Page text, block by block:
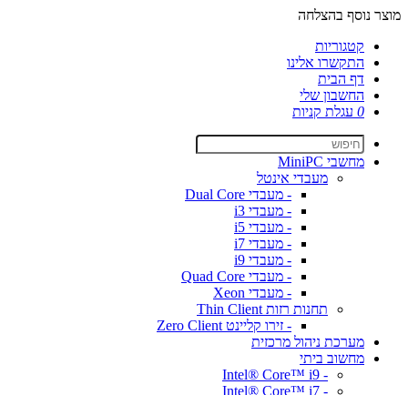
מוצר נוסף בהצלחה
קטגוריות
התקשרו אלינו
דף הבית
החשבון שלי
0 עגלת קניות
מחשבי MiniPC
מעבדי אינטל
- מעבדי Dual Core
- מעבדי i3
- מעבדי i5
- מעבדי i7
- מעבדי i9
- מעבדי Quad Core
- מעבדי Xeon
תחנות רזות Thin Client
- זירו קליינט Zero Client
מערכת ניהול מרכזית
מחשוב ביתי
- Intel® Core™ i9
- Intel® Core™ i7